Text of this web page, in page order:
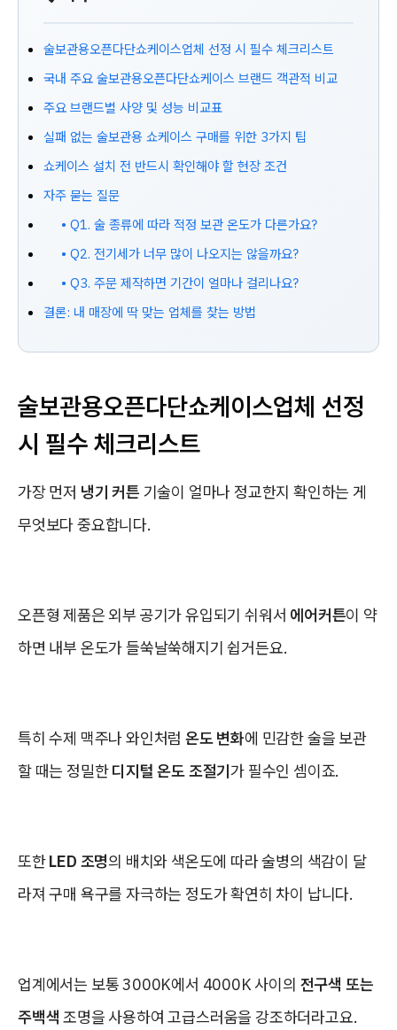
술보관용오픈다단쇼케이스업체 선정 시 필수 체크리스트
국내 주요 술보관용오픈다단쇼케이스 브랜드 객관적 비교
주요 브랜드별 사양 및 성능 비교표
실패 없는 술보관용 쇼케이스 구매를 위한 3가지 팁
쇼케이스 설치 전 반드시 확인해야 할 현장 조건
자주 묻는 질문
• Q1. 술 종류에 따라 적정 보관 온도가 다른가요?
• Q2. 전기세가 너무 많이 나오지는 않을까요?
• Q3. 주문 제작하면 기간이 얼마나 걸리나요?
결론: 내 매장에 딱 맞는 업체를 찾는 방법
술보관용오픈다단쇼케이스업체 선정
시 필수 체크리스트
가장 먼저 냉기 커튼 기술이 얼마나 정교한지 확인하는 게
무엇보다 중요합니다.
오픈형 제품은 외부 공기가 유입되기 쉬워서 에어커튼이 약
하면 내부 온도가 들쑥날쑥해지기 쉽거든요.
특히 수제 맥주나 와인처럼온도 변화에 민감한 술을 보관
할 때는 정밀한디지털 온도 조절기가 필수인 셈이죠.
또한LED 조명의 배치와 색온도에 따라 술병의 색감이 달
라져 구매 욕구를 자극하는 정도가 확연히 차이 납니다.
업계에서는 보통 3000K에서 4000K 사이의 전구색 또는
주백색 조명을 사용하여 고급스러움을 강조하더라고요.